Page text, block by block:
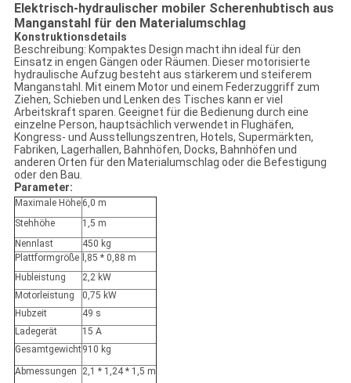
Elektrisch-hydraulischer mobiler Scherenhubtisch aus
Manganstahl für den Materialumschlag
Konstruktionsdetails
Beschreibung: Kompaktes Design macht ihn ideal für den
Einsatz in engen Gängen oder Räumen. Dieser motorisierte
hydraulische Aufzug besteht aus stärkerem und steiferem
Manganstahl. Mit einem Motor und einem Federzuggriff zum
Ziehen, Schieben und Lenken des Tisches kann er viel
Arbeitskraft sparen. Geeignet für die Bedienung durch eine
einzelne Person, hauptsächlich verwendet in Flughäfen,
Kongress- und Ausstellungszentren, Hotels, Supermärkten,
Fabriken, Lagerhallen, Bahnhöfen, Docks, Bahnhöfen und
anderen Orten für den Materialumschlag oder die Befestigung
oder den Bau.
Parameter:
Maximale Höhe 6,0 m
Stehhöhe
1,5 m
Nennlast
450 kg
Plattformgröße l,85 * 0,88 m
Hubleistung
2,2 kW
Motorleistung
0,75 kW
Hubzeit
49 s
Ladegerät
15 A
Gesamtgewicht910 kg
Abmessungen
2,1 * 1,24 * 1,5 m